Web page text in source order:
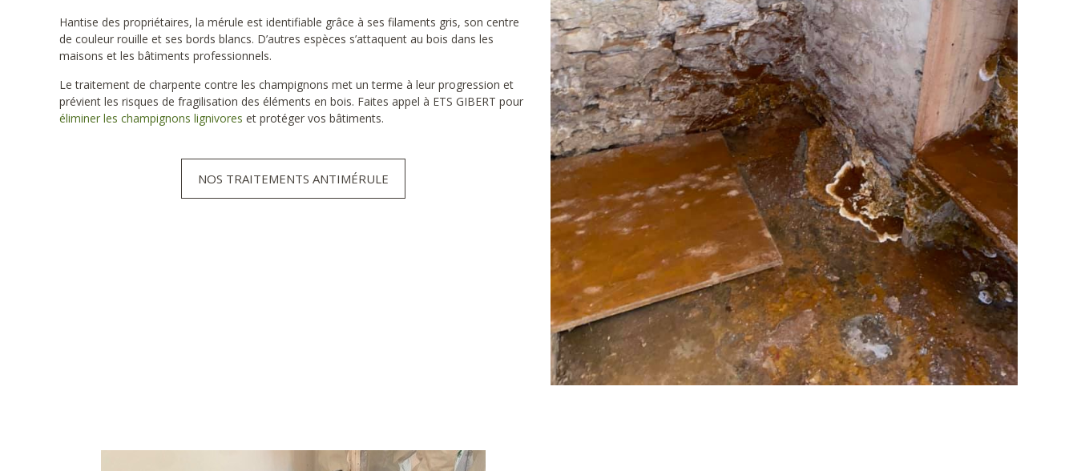
Hantise des propriétaires, la mérule est identifiable grâce à ses filaments gris, son centre
de couleur rouille et ses bords blancs. D’autres espèces s’attaquent au bois dans les
maisons et les bâtiments professionnels.
Le traitement de charpente contre les champignons met un terme à leur progression et
prévient les risques de fragilisation des éléments en bois. Faites appel à ETS GIBERT pour
éliminer les champignons lignivores et protéger vos bâtiments.
NOS TRAITEMENTS ANTIMÉRULE